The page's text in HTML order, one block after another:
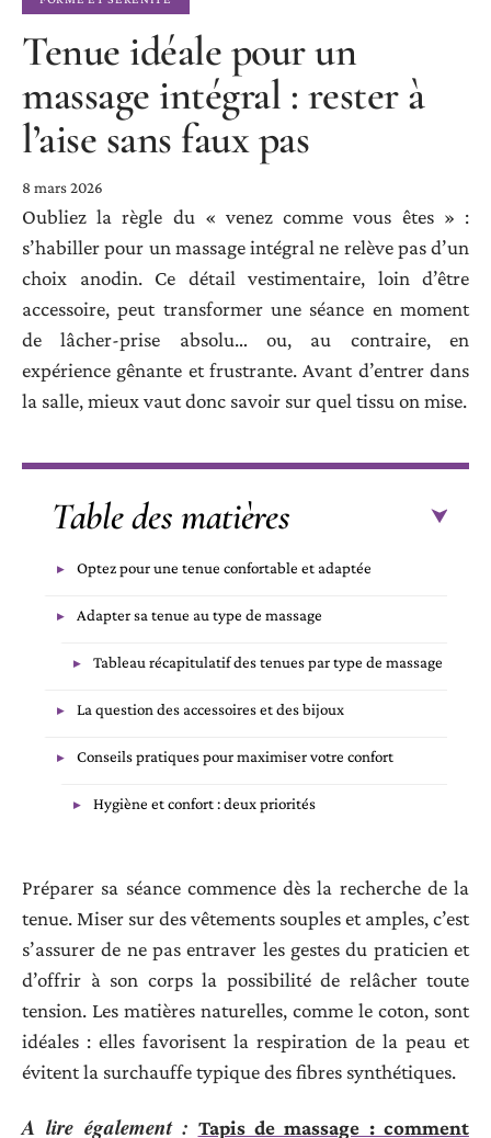
Tenue idéale pour un
massage intégral : rester à
l’aise sans faux pas
8 mars 2026
Oubliez la règle du « venez comme vous êtes » :
s’habiller pour un massage intégral ne relève pas d’un
choix anodin. Ce détail vestimentaire, loin d’être
accessoire, peut transformer une séance en moment
de lâcher-prise absolu… ou, au contraire, en
expérience gênante et frustrante. Avant d’entrer dans
la salle, mieux vaut donc savoir sur quel tissu on mise.
Table des matières
Optez pour une tenue confortable et adaptée
Adapter sa tenue au type de massage
Tableau récapitulatif des tenues par type de massage
La question des accessoires et des bijoux
Conseils pratiques pour maximiser votre confort
Hygiène et confort : deux priorités
Préparer sa séance commence dès la recherche de la
tenue. Miser sur des vêtements souples et amples, c’est
s’assurer de ne pas entraver les gestes du praticien et
d’offrir à son corps la possibilité de relâcher toute
tension. Les matières naturelles, comme le coton, sont
idéales : elles favorisent la respiration de la peau et
évitent la surchauffe typique des fibres synthétiques.
A lire également : Tapis de massage : comment